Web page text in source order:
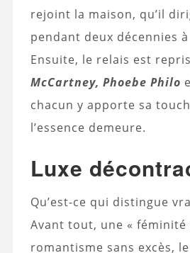
rejoint la maison, qu’il
pendant deux décennies
Ensuite, le relais est
McCartney, Phoebe Philo
chacun y apporte sa
l’essence demeure.
Luxe
Qu’est-ce qui distingue
Avant tout, une « féminité
romantisme sans excès,